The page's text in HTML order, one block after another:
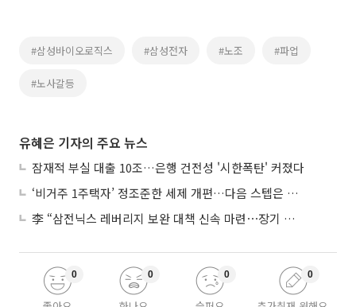
#삼성바이오로직스 #삼성전자 #노조 #파업
#노사갈등
유혜은 기자의 주요 뉴스
잠재적 부실 대출 10조…은행 건전성 '시한폭탄' 커졌다
‘비거주 1주택자’ 정조준한 세제 개편…다음 스텝은 금융 대책
李 “삼전닉스 레버리지 보완 대책 신속 마련⋯장기 채무 과감히 탕감”
0 0 0 0